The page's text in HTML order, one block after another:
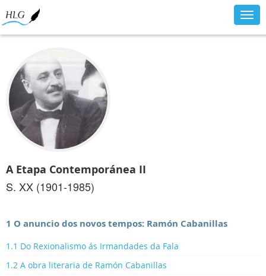
A Etapa Contemporánea II
S. XX (1901-1985)
1 O anuncio dos novos tempos: Ramón Cabanillas
1.1 Do Rexionalismo ás Irmandades da Fala
1.2 A obra literaria de Ramón Cabanillas